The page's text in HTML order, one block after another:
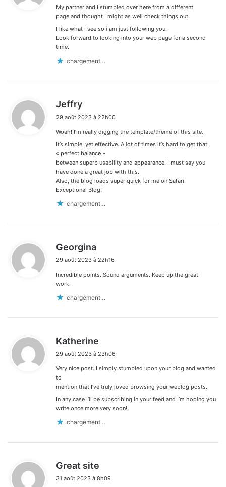
:
My partner and I stumbled over here from a different
page and thought I might as well check things out.
I like what I see so i am just following you.
Look forward to looking into your web page for a second
time.
chargement…
Jeffry
t
29 août 2023 à 22h00
Woah! I’m really digging the template/theme of this site.
It’s simple, yet effective. A lot of times it’s hard to get that
« perfect balance »
between superb usability and appearance. I must say you
have done a great job with this.
Also, the blog loads super quick for me on Safari.
Exceptional Blog!
chargement…
Georgina
t
29 août 2023 à 22h16
Incredible points. Sound arguments. Keep up the great
work.
chargement…
Katherine
t
29 août 2023 à 23h06
Very nice post. I simply stumbled upon your blog and wanted
to
mention that I’ve truly loved browsing your weblog posts.
In any case I’ll be subscribing in your feed and I’m hoping you
write once more very soon!
chargement…
Great site
t
31 août 2023 à 8h09